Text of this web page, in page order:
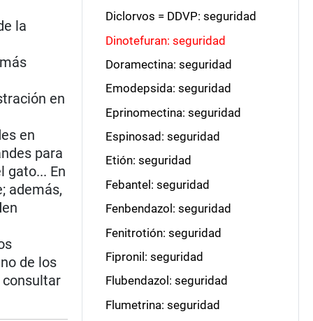
la
en
en
para
gato... En
además,
de los
consultar
Diclorvos = DDVP: seguridad
Dinotefuran: seguridad
Doramectina: seguridad
Emodepsida: seguridad
Eprinomectina: seguridad
Espinosad: seguridad
Etión: seguridad
Febantel: seguridad
Fenbendazol: seguridad
Fenitrotión: seguridad
Fipronil: seguridad
Flubendazol: seguridad
Flumetrina: seguridad